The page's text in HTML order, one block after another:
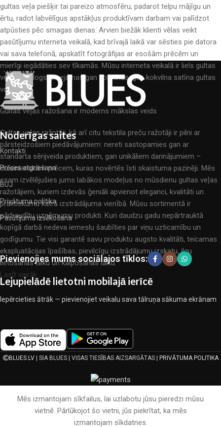
gultas veļa piešķir tai pareizo atmosfēru, padarot telpu mājīgu un
ērtu, radot labvēlīgus apstākļus produktīvam darbam vai palīdzot
atpūsties pēc smagas dienas. Arvien biežāk klienti vēlas veikt
pasūtījumu interneta veikalā, kad brīvajā laikā var sēsties pie datora
vai sava telefonā, apskatīt fotogrāfijas ar esošām prēcēm un
mierīgi iegādāties sev tīkamās. Mūsu interneta veikalā ir liels gultas
veļas katalogs: pieejamas gan kokvilnas, gan kokvilna satīna gultas
veļas.
Gultas veļas ražošana ir moderns mākslas veids
Gultas veļas ražotāji, kā arī citu tekstila preču ražotāji ir pilni ar
pārsteidzošiem piedāvājumiem: nereti sastopamies gan ar
standarta sērijveida produktiem, gan unikāliem darinājumiem –
dizainieriskām prēcem, kuras novērtēs īsti skaistuma pazinēji. Mēs
esam izvēlējušies jums labākos modeļus no mūsdienu gultas veļas
ražotājiem, kuriem izdevās ģeniāli apvienot eleganci, kvalitāti un
praktiskumu katrā izstrādājuma vienībā. Mūsu sortimentā ir
pārbaudītu uzņēmumu produkti. Kuri daudzu gadu nepārtrauktā
kopīgā darbā nedeva iemeslu šaubīties par viņu uzticamību un
godīgumu. Tie visi garantē savu produktu augsto kvalitāti, teicamas
ekspluatācijas īpašības, pievilcīgu izstrādājumu izskatu, ilgu
lietošanas laiku un kalpošanas laiku.
Lasīt vairāk...
Noderīgas saites
Kontakti
Prēces atgriešana
BUJ
Privātuma politika
Pasūtījuma izsēkošana
Pievienojies mums sociālajos tīklos:
Lejupielādē lietotni mobilajā ierīcē
Iepērcieties ātrāk — pievienojiet veikalu sava tālruņa sākuma ekrānam
BLUES.LV| SIA BLUES | VISAS TIESĪBAS AIZSARGĀTAS | PRIVĀTUMA POLITIKA
Mēs izmantojam sīkfailus, lai uzlabotu jūsu pieredzi mūsu
vietnē. Pārlūkojot šo vietni, jūs piekrītat, ka mēs
izmantojam sīkdatnes.